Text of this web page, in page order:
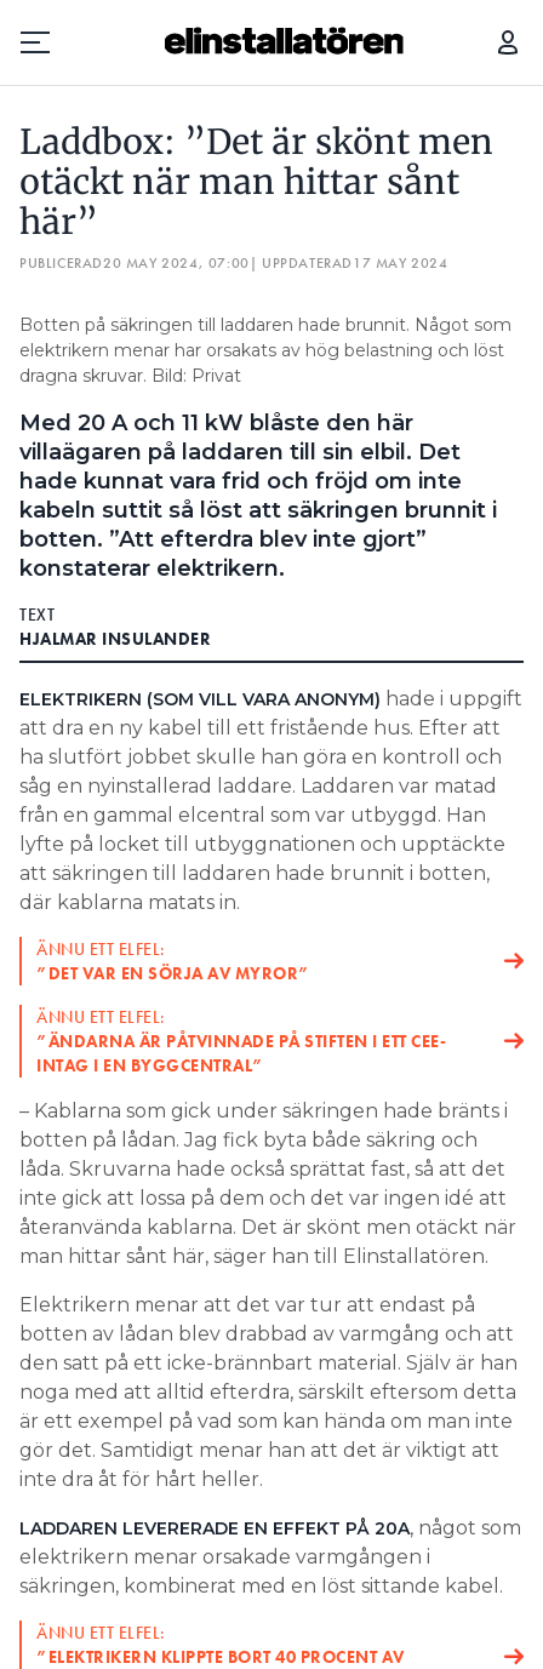
Prenumerera
Hantera prenumeration
Annonsera
Om tidningen
Kontakt
Personuppgifter
Search for:
Laddbox: ”Det är skönt men
otäckt när man hittar sånt
här”
PUBLICERAD20 MAY 2024, 07:00 | UPPDATERAD 17 MAY 2024
Botten på säkringen till laddaren hade brunnit. Något som
elektrikern menar har orsakats av hög belastning och löst
dragna skruvar. Bild: Privat
Med 20 A och 11 kW blåste den här
villaägaren på laddaren till sin elbil. Det
hade kunnat vara frid och fröjd om inte
kabeln suttit så löst att säkringen brunnit i
botten. ”Att efterdra blev inte gjort”
konstaterar elektrikern.
TEXT
HJALMAR INSULANDER
ELEKTRIKERN (SOM VILL VARA ANONYM) hade i uppgift
att dra en ny kabel till ett fristående hus. Efter att
ha slutfört jobbet skulle han göra en kontroll och
såg en nyinstallerad laddare. Laddaren var matad
från en gammal elcentral som var utbyggd. Han
lyfte på locket till utbyggnationen och upptäckte
att säkringen till laddaren hade brunnit i botten,
där kablarna matats in.
ÄNNU ETT ELFEL:
”DET VAR EN SÖRJA AV MYROR”
ÄNNU ETT ELFEL:
”ÄNDARNA ÄR PÅTVINNADE PÅ STIFTEN I ETT CEE-
INTAG I EN BYGGCENTRAL”
– Kablarna som gick under säkringen hade bränts i
botten på lådan. Jag fick byta både säkring och
låda. Skruvarna hade också sprättat fast, så att det
inte gick att lossa på dem och det var ingen idé att
återanvända kablarna. Det är skönt men otäckt när
man hittar sånt här, säger han till Elinstallatören.
Elektrikern menar att det var tur att endast på
botten av lådan blev drabbad av varmgång och att
den satt på ett icke-brännbart material. Själv är han
noga med att alltid efterdra, särskilt eftersom detta
är ett exempel på vad som kan hända om man inte
gör det. Samtidigt menar han att det är viktigt att
inte dra åt för hårt heller.
LADDAREN LEVERERADE EN EFFEKT PÅ 20A, något som
elektrikern menar orsakade varmgången i
säkringen, kombinerat med en löst sittande kabel.
ÄNNU ETT ELFEL:
”ELEKTRIKERN KLIPPTE BORT 40 PROCENT AV